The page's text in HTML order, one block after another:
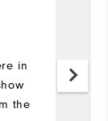
in
the